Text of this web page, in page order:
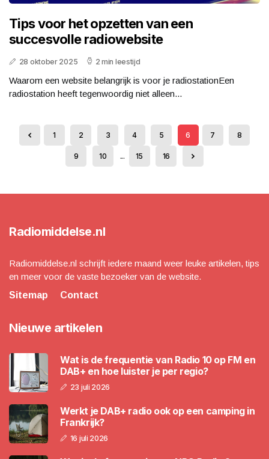
Tips voor het opzetten van een
succesvolle radiowebsite
28 oktober 2025 2 min leestijd
Waarom een website belangrijk is voor je radiostationEen
radiostation heeft tegenwoordig niet alleen...
1 2 3 4 5 6 7 8
9 10 ... 15 16
Radiomiddelse.nl
Radiomiddelse.nl schrijft iedere maand weer leuke artikelen, tips
en meer voor de vaste bezoeker van de website.
Sitemap
Contact
Nieuwe artikelen
Wat is de frequentie van Radio 10 op FM en
DAB+ en hoe luister je per regio?
23 juli 2026
Werkt je DAB+ radio ook op een camping in
Frankrijk?
16 juli 2026